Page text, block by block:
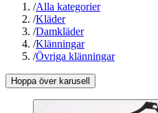
/Alla kategorier
/Kläder
/Damkläder
/Klänningar
/Övriga klänningar
Hoppa över karusell